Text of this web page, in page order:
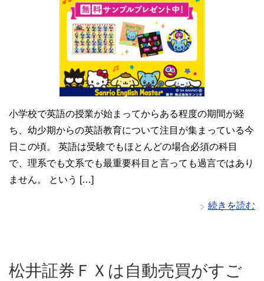
小学校で英語の授業が始まってからある程度の期間が経
ち、幼少期からの英語教育について注目が集まっている今
日この頃。 英語は受験でもほとんどの場合必須の科目
で、理系でも文系でも最重要科目と言っても過言ではあり
ません。 という […]
続きを読む
松井証券ＦＸは自動売買がすご